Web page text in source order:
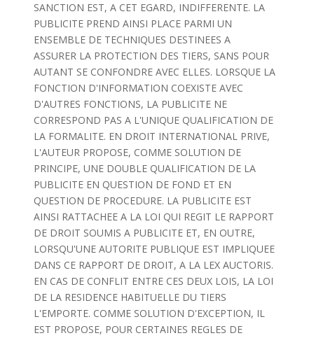
SANCTION EST, A CET EGARD, INDIFFERENTE. LA
PUBLICITE PREND AINSI PLACE PARMI UN
ENSEMBLE DE TECHNIQUES DESTINEES A
ASSURER LA PROTECTION DES TIERS, SANS POUR
AUTANT SE CONFONDRE AVEC ELLES. LORSQUE LA
FONCTION D'INFORMATION COEXISTE AVEC
D'AUTRES FONCTIONS, LA PUBLICITE NE
CORRESPOND PAS A L'UNIQUE QUALIFICATION DE
LA FORMALITE. EN DROIT INTERNATIONAL PRIVE,
L'AUTEUR PROPOSE, COMME SOLUTION DE
PRINCIPE, UNE DOUBLE QUALIFICATION DE LA
PUBLICITE EN QUESTION DE FOND ET EN
QUESTION DE PROCEDURE. LA PUBLICITE EST
AINSI RATTACHEE A LA LOI QUI REGIT LE RAPPORT
DE DROIT SOUMIS A PUBLICITE ET, EN OUTRE,
LORSQU'UNE AUTORITE PUBLIQUE EST IMPLIQUEE
DANS CE RAPPORT DE DROIT, A LA LEX AUCTORIS.
EN CAS DE CONFLIT ENTRE CES DEUX LOIS, LA LOI
DE LA RESIDENCE HABITUELLE DU TIERS
L'EMPORTE. COMME SOLUTION D'EXCEPTION, IL
EST PROPOSE, POUR CERTAINES REGLES DE